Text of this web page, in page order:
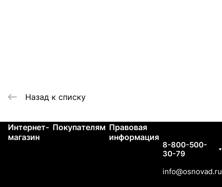
Назад к списку
Интернет-
магазин
Покупателям Правовая
информация
8-800-500-
30-79
info@osnovad.ru